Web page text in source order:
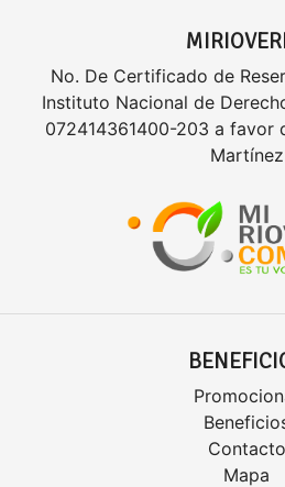
No. De Certificado de
Instituto Nacional de
072414361400-203 a favor
Martínez
Contacto
Mapa